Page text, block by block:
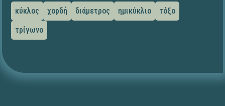
κύκλος
χορδή διάμετρος ημικύκλιο
τόξο
τρίγωνο